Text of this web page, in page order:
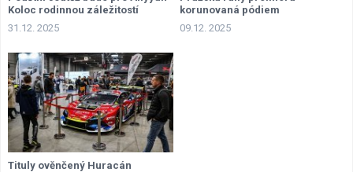
Koloc rodinnou záležitostí
31.12. 2025
korunovaná pódiem
09.12. 2025
Tituly ověnčený Huracán